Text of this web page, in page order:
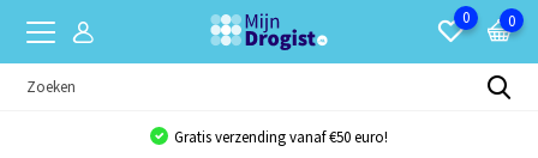
0 0
Gratis verzending vanaf €50 euro!